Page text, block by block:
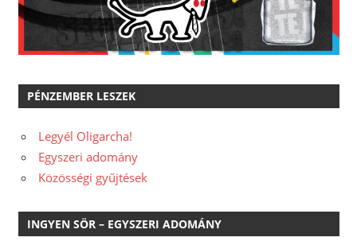
PÉNZEMBER LESZEK
Legyél Oligarcha!
Egyszeri adomány
Közösségi gyűjtések
INGYEN SÖR – EGYSZERI ADOMÁNY